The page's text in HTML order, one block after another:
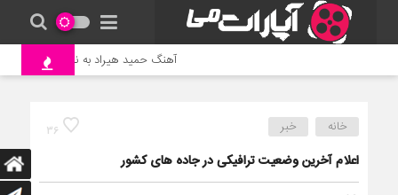
آهنگ حمید هیراد به نام وطن
36 خانه خبر
اعلام آخرین وضعیت ترافیکی در جاده های کشور